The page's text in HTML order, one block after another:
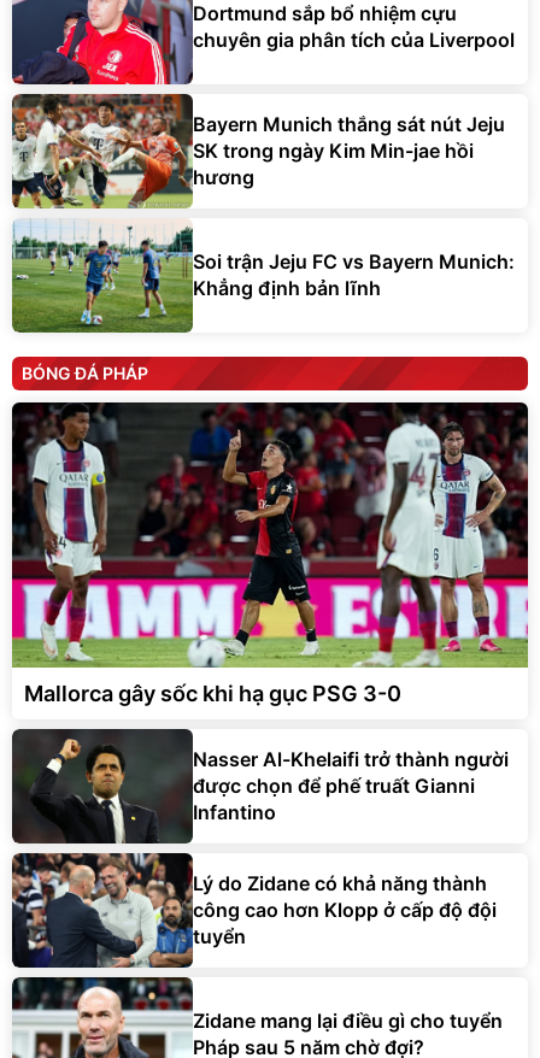
Dortmund sắp bổ nhiệm cựu
chuyên gia phân tích của Liverpool
Bayern Munich thắng sát nút Jeju
SK trong ngày Kim Min-jae hồi
hương
Soi trận Jeju FC vs Bayern Munich:
Khẳng định bản lĩnh
BÓNG ĐÁ PHÁP
Mallorca gây sốc khi hạ gục PSG 3-0
Nasser Al-Khelaifi trở thành người
được chọn để phế truất Gianni
Infantino
Lý do Zidane có khả năng thành
công cao hơn Klopp ở cấp độ đội
tuyển
Zidane mang lại điều gì cho tuyển
Pháp sau 5 năm chờ đợi?